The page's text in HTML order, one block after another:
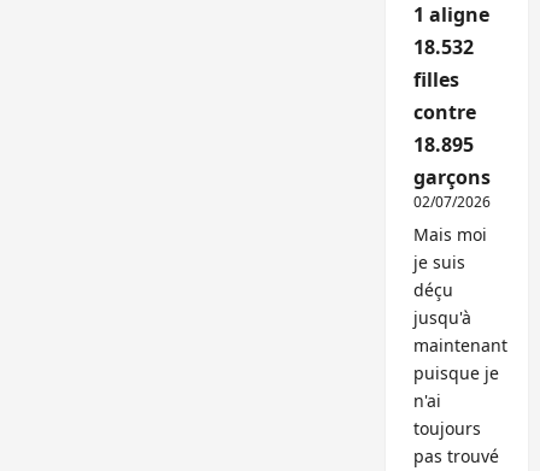
1 aligne
18.532
filles
contre
18.895
garçons
02/07/2026
Mais moi
je suis
déçu
jusqu'à
maintenant
puisque je
n'ai
toujours
pas trouvé